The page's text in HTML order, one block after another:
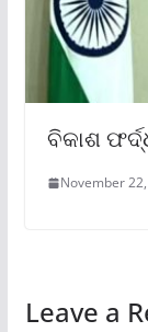
ବିକାଶ
November
Leave a